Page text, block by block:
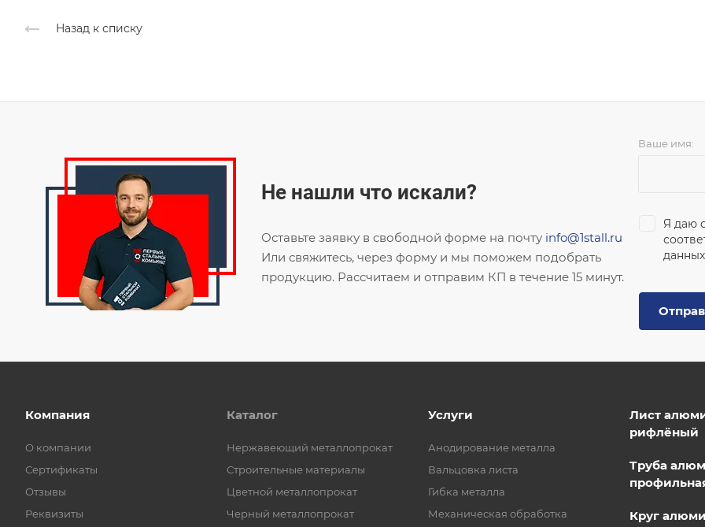
Назад к списку
Не нашли что искали?
Оставьте заявку в свободной форме на почту info@1stall.ru
Или свяжитесь, через форму и мы поможем подобрать
продукцию. Рассчитаем и отправим КП в течение 15 минут.
Ваше имя:
Я даю
данных
Компания
О компании
Сертификаты
Отзывы
Реквизиты
Каталог
Нержавеющий металлопрокат
Строительные материалы
Цветной металлопрокат
Черный металлопрокат
Услуги
Анодирование металла
Вальцовка листа
Гибка металла
Механическая обработка
Лист
рифлёный
Труба
Круг